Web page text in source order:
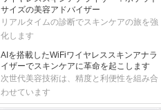
リアルタイムの診断でスキンケアの旅を強
化します
AIを搭載したWiFiワイヤレススキンアナラ
イザーでスキンケアに革命を起こします
次世代美容技術は、精度と利便性を組み合
わせています
2022は最初の有利な風で帆を作ります